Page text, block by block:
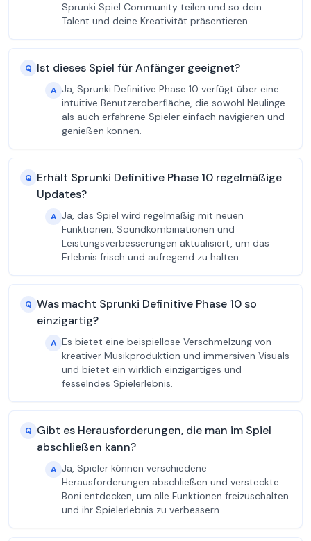
Sprunki Spiel Community teilen und so dein
Talent und deine Kreativität präsentieren.
Q Ist dieses Spiel für Anfänger geeignet?
A Ja, Sprunki Definitive Phase 10 verfügt über eine
intuitive Benutzeroberfläche, die sowohl Neulinge
als auch erfahrene Spieler einfach navigieren und
genießen können.
Q Erhält Sprunki Definitive Phase 10 regelmäßige
Updates?
A Ja, das Spiel wird regelmäßig mit neuen
Funktionen, Soundkombinationen und
Leistungsverbesserungen aktualisiert, um das
Erlebnis frisch und aufregend zu halten.
Q Was macht Sprunki Definitive Phase 10 so
einzigartig?
A Es bietet eine beispiellose Verschmelzung von
kreativer Musikproduktion und immersiven Visuals
und bietet ein wirklich einzigartiges und
fesselndes Spielerlebnis.
Q Gibt es Herausforderungen, die man im Spiel
abschließen kann?
A Ja, Spieler können verschiedene
Herausforderungen abschließen und versteckte
Boni entdecken, um alle Funktionen freizuschalten
und ihr Spielerlebnis zu verbessern.